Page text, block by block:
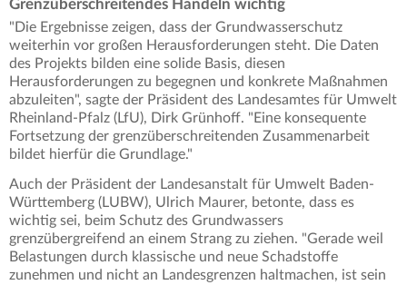
Grenzüberschreitendes Handeln wichtig
"Die Ergebnisse zeigen, dass der Grundwasserschutz
weiterhin vor großen Herausforderungen steht. Die Daten
des Projekts bilden eine solide Basis, diesen
Herausforderungen zu begegnen und konkrete Maßnahmen
abzuleiten", sagte der Präsident des Landesamtes für Umwelt
Rheinland-Pfalz (LfU), Dirk Grünhoff. "Eine konsequente
Fortsetzung der grenzüberschreitenden Zusammenarbeit
bildet hierfür die Grundlage."
Auch der Präsident der Landesanstalt für Umwelt Baden-
Württemberg (LUBW), Ulrich Maurer, betonte, dass es
wichtig sei, beim Schutz des Grundwassers
grenzübergreifend an einem Strang zu ziehen. "Gerade weil
Belastungen durch klassische und neue Schadstoffe
zunehmen und nicht an Landesgrenzen haltmachen, ist sein